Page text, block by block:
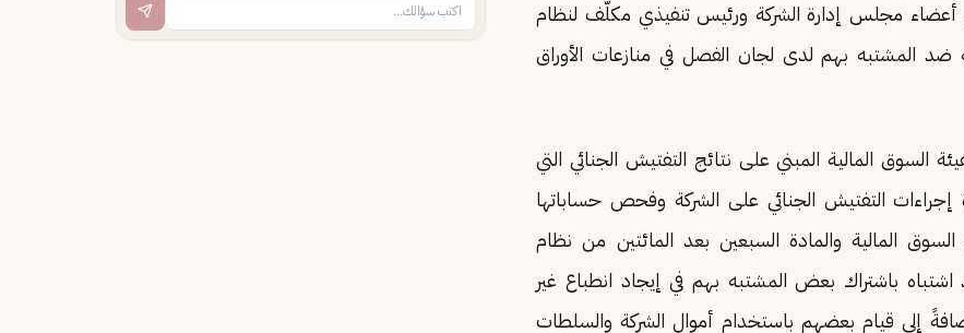
أعضاء مجلس إدارة الشركة ورئيس تنفيذي مكلّف لنظام
ضد المشتبه بهم لدى لجان الفصل في منازعات الأوراق
السوق المالية المبني على نتائج التفتيش الجنائي التي
التفتيش الجنائي على الشركة وفحص حساباتها
المالية والمادة السبعين بعد المائتين من نظام
باشتراك بعض المشتبه بهم في إيجاد انطباع غير
إلى قيام بعضهم باستخدام أموال الشركة والسلطات